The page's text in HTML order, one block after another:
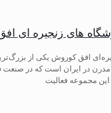
های زنجیره ای
افق کوروش یکی از
در ایران است که در صنعت
مجموعه فعالیت